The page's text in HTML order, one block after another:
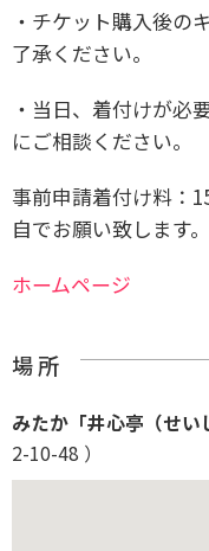
・チケット購入後の
了承ください。
・当日、着付けが必
にご相談ください。
事前申請着付け料：
自でお願い致します。
ホームページ
場 所
みたか「井心亭（せい
2-10-48 ）